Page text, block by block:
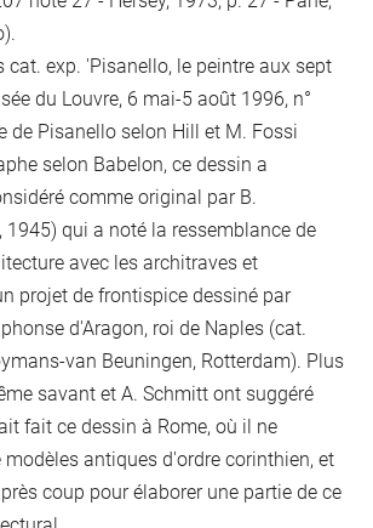
cat. exp. 'Pisanello, le peintre aux sept
du Louvre, 6 mai-5 août 1996, n°
de Pisanello selon Hill et M. Fossi
selon Babelon, ce dessin a
comme original par B.
1945) qui a noté la ressemblance de
avec les architraves et
projet de frontispice dessiné par
d'Aragon, roi de Naples (cat.
van Beuningen, Rotterdam). Plus
savant et A. Schmitt ont suggéré
fait ce dessin à Rome, où il ne
antiques d'ordre corinthien, et
coup pour élaborer une partie de ce